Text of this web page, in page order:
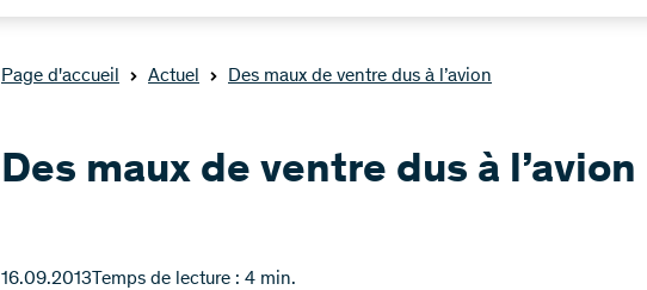
Page d'accueil Actuel Des maux de ventre dus à l’avion
Des maux de ventre dus à l’avion
16.09.2013 Temps de lecture : 4 min.